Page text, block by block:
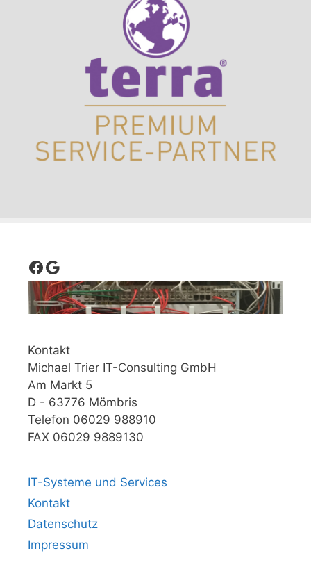
Facebook
Google
Kontakt
Michael Trier IT-Consulting GmbH
Am Markt 5
D - 63776 Mömbris
Telefon 06029 988910
FAX 06029 9889130
IT-Systeme und Services
Kontakt
Datenschutz
Impressum